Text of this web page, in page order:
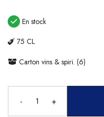
En stock
75 CL
Carton vins & spiri. (6)
- +